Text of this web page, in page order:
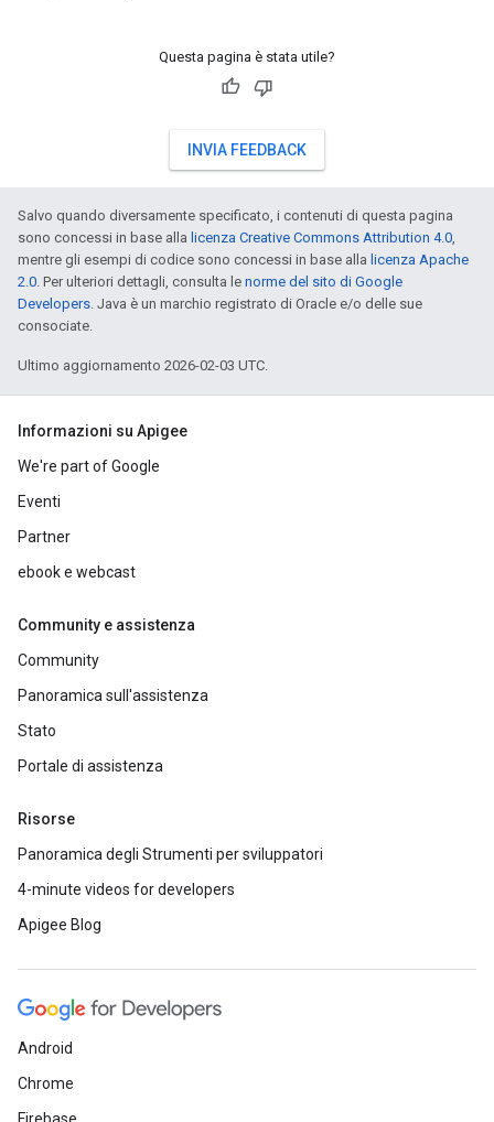
Questa pagina è stata utile?
INVIA FEEDBACK
Salvo quando diversamente specificato, i contenuti di questa pagina
sono concessi in base alla licenza Creative Commons Attribution 4.0,
mentre gli esempi di codice sono concessi in base alla licenza Apache
2.0. Per ulteriori dettagli, consulta le norme del sito di Google
Developers. Java è un marchio registrato di Oracle e/o delle sue
consociate.
Ultimo aggiornamento 2026-02-03 UTC.
Informazioni su Apigee
We're part of Google
Eventi
Partner
ebook e webcast
Community e assistenza
Community
Panoramica sull'assistenza
Stato
Portale di assistenza
Risorse
Panoramica degli Strumenti per sviluppatori
4-minute videos for developers
Apigee Blog
Android
Chrome